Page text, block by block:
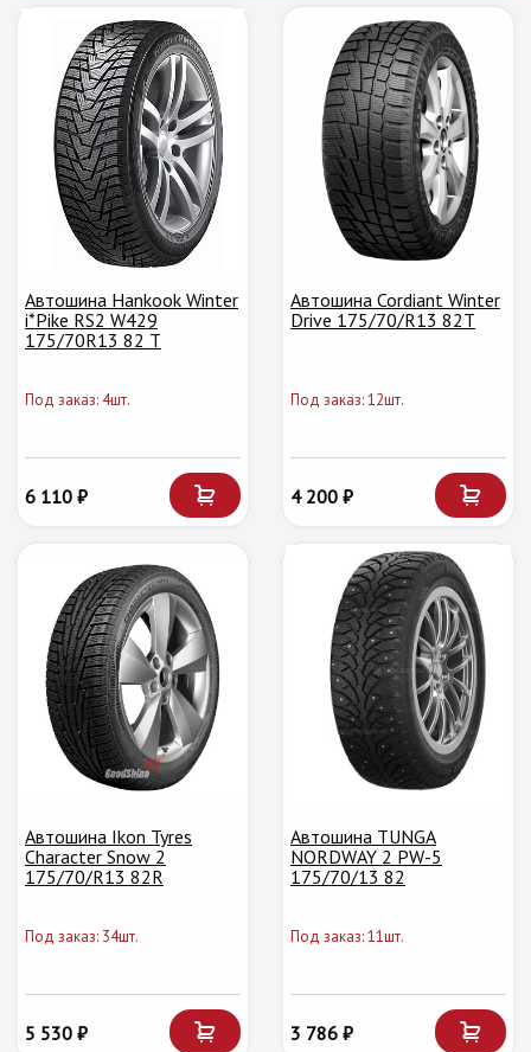
Автошина Hankook Winter
i*Pike RS2 W429
175/70R13 82 T
Под заказ: 4шт.
6 110 ₽
Автошина Cordiant Winter
Drive 175/70/R13 82T
Под заказ: 12шт.
4 200 ₽
Автошина Ikon Tyres
Character Snow 2
175/70/R13 82R
Под заказ: 34шт.
5 530 ₽
Автошина TUNGA
NORDWAY 2 PW-5
175/70/13 82
Под заказ: 11шт.
3 786 ₽